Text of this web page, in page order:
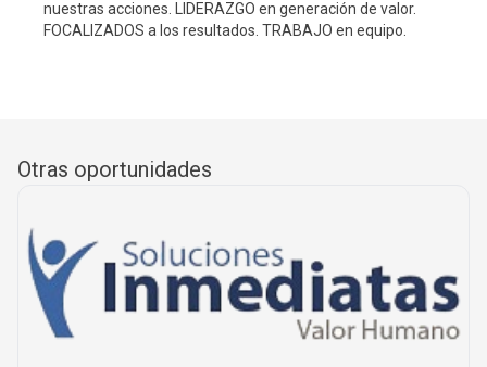
nuestras acciones. LIDERAZGO en generación de valor.
FOCALIZADOS a los resultados. TRABAJO en equipo.
Otras oportunidades